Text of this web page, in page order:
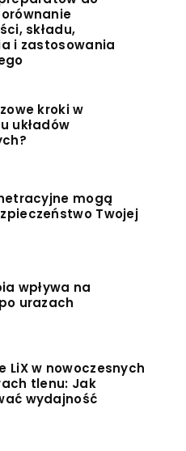
składu,
i zastosowania
kroki w
układów
mogą
Twojej
wpływa na
urazach
LiX w nowoczesnych
tlenu: Jak
wydajność